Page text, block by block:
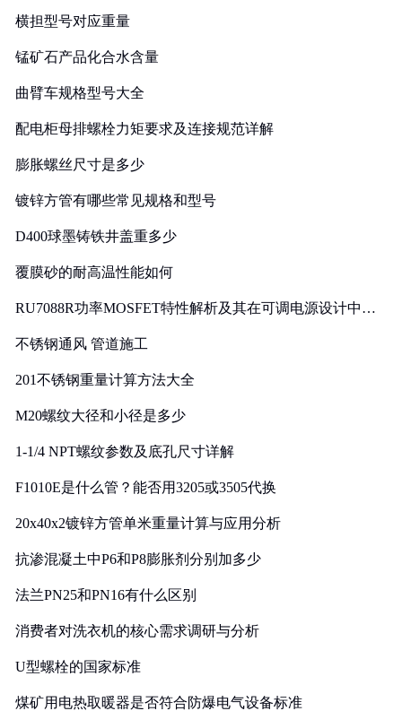
横担型号对应重量
锰矿石产品化合水含量
曲臂车规格型号大全
配电柜母排螺栓力矩要求及连接规范详解
膨胀螺丝尺寸是多少
镀锌方管有哪些常见规格和型号
D400球墨铸铁井盖重多少
覆膜砂的耐高温性能如何
RU7088R功率MOSFET特性解析及其在可调电源设计中的
不锈钢通风 管道施工
201不锈钢重量计算方法大全
M20螺纹大径和小径是多少
1-1/4 NPT螺纹参数及底孔尺寸详解
F1010E是什么管？能否用3205或3505代换
20x40x2镀锌方管单米重量计算与应用分析
抗渗混凝土中P6和P8膨胀剂分别加多少
法兰PN25和PN16有什么区别
消费者对洗衣机的核心需求调研与分析
U型螺栓的国家标准
煤矿用电热取暖器是否符合防爆电气设备标准